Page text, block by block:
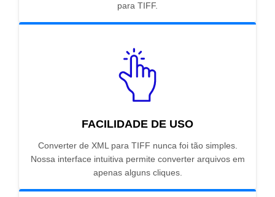
para TIFF.
FACILIDADE DE USO
Converter de XML para TIFF nunca foi tão simples.
Nossa interface intuitiva permite converter arquivos em
apenas alguns cliques.